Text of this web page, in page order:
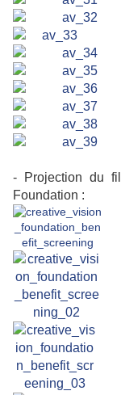
- Projection du
Foundation :